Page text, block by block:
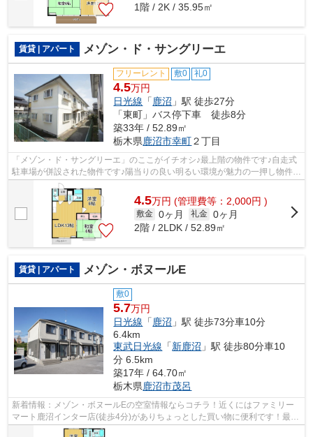
1階 / 2K / 35.95㎡
賃貸 | アパート メゾン・ド・サングリーエ
フリーレント 敷0 礼0
4.5万円
日光線 「 鹿沼 」駅 徒歩27分
「東町」バス停下車 徒歩8分
築33年 / 52.89㎡
栃木県鹿沼市幸町２丁目
「メゾン・ド・サングリーエ」のここがイチオシ♪最上階の物件です♪自走式
駐車場が併設された物件です♪陽当りの良い明るい環境が魅力の一押し物件で
す♪エスケーホームには鹿沼市エリア...
4.5万円 (管理費等：2,000円 )
敷金 0ヶ月 礼金 0ヶ月
2階 / 2LDK / 52.89㎡
賃貸 | アパート メゾン・ボヌールE
敷0
5.7万円
日光線 「 鹿沼 」駅 徒歩73分車10分
6.4km
東武日光線 「新鹿沼 」駅 徒歩80分車10
分 6.5km
築17年 / 64.70㎡
栃木県鹿沼市茂呂
新着情報：メゾン・ボヌールEの空室情報ならコチラ！近くにはファミリー
マート鹿沼インター店(徒歩4分)がありちょっとした買い物に便利です！最上
階のアパートです！こちらは初期費用...